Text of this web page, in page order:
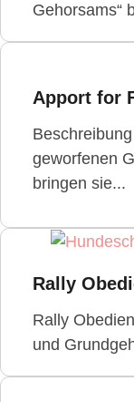
Gehorsams“
Apport for
geworfenen
bringen sie...
Rally
Rally
und